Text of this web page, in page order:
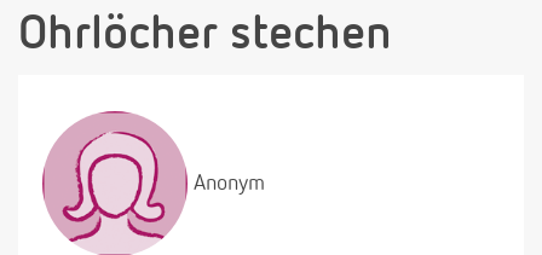
Ohrlöcher stechen
Anonym